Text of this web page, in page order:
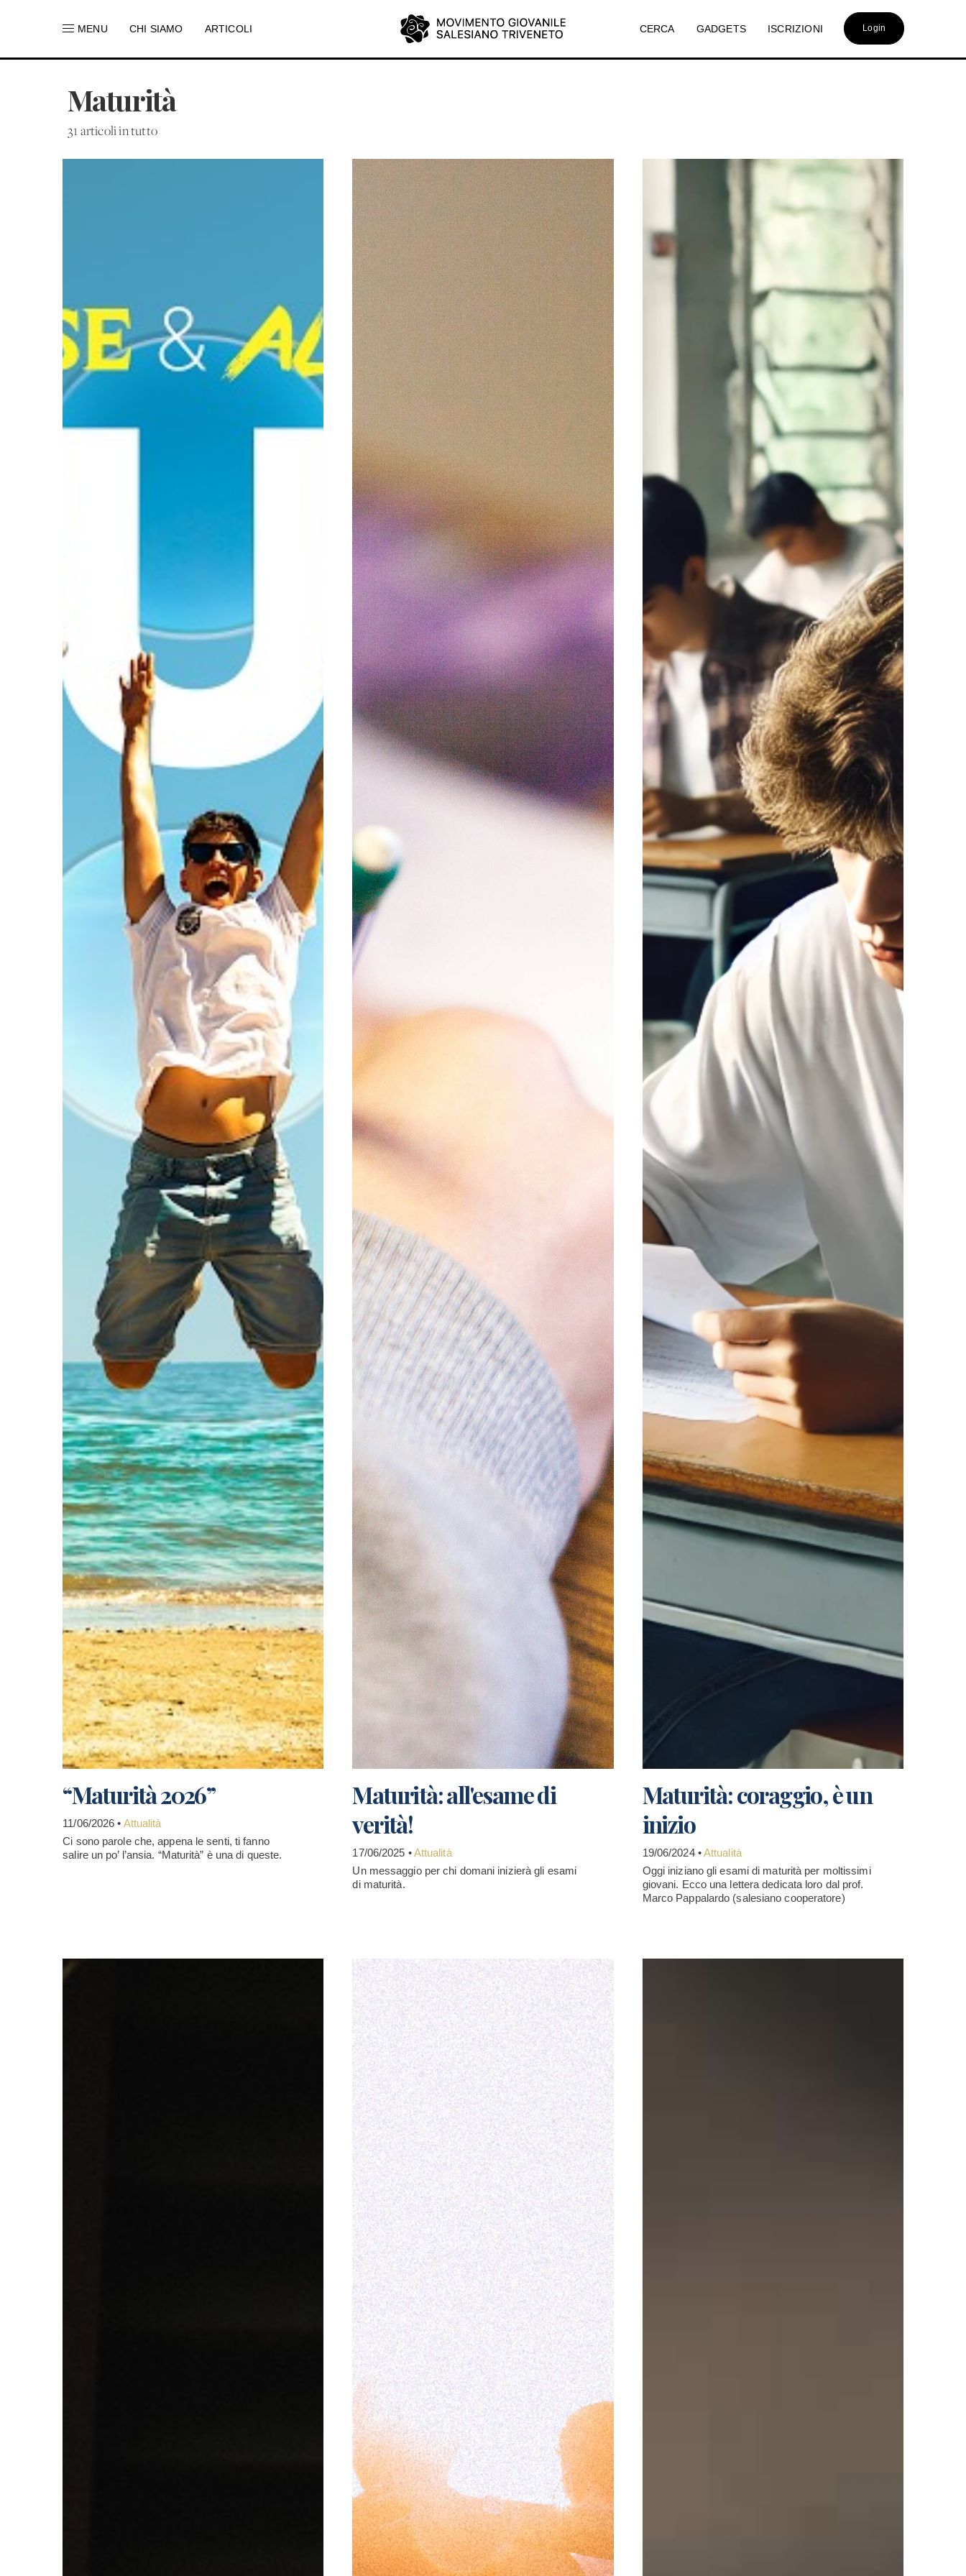
MENU CHI SIAMO ARTICOLI CERCA GADGETS ISCRIZIONI Login
Maturità
31 articoli in tutto
“Maturità 2026”
11/06/2026 • Attualità
Ci sono parole che, appena le senti, ti fanno
salire un po’ l’ansia. “Maturità” è una di queste.
Maturità: all'esame di
verità!
17/06/2025 •Attualità
Un messaggio per chi domani inizierà gli esami
di maturità.
Maturità: coraggio, è un
inizio
19/06/2024 •Attualità
Oggi iniziano gli esami di maturità per moltissimi
giovani. Ecco una lettera dedicata loro dal prof.
Marco Pappalardo (salesiano cooperatore)